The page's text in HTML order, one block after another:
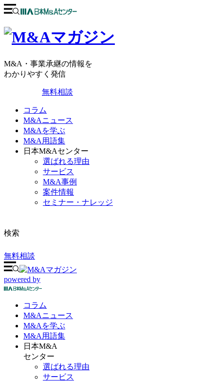
M&A・事業承継の情報を
わかりやすく発信
無料相談
コラム
M&Aニュース
M&Aを学ぶ
M&A用語集
日本M&Aセンター
選ばれる理由
サービス
M&A事例
案件情報
セミナー・ナレッジ
検索
無料相談
powered by
コラム
M&Aニュース
M&Aを学ぶ
M&A 用語集
日本M&A
センター
選ばれる理由
サービス